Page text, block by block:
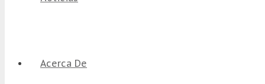
Acerca De